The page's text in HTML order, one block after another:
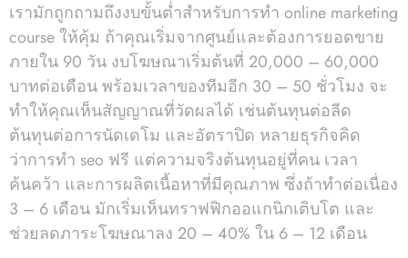
เรามักถูกถามถึงงบขั้นต่ำสำหรับการทำ online marketing
course ให้คุ้ม ถ้าคุณเริ่มจากศูนย์และต้องการยอดขาย
ภายใน 90 วัน งบโฆษณาเริ่มต้นที่ 20,000 – 60,000
บาทต่อเดือน พร้อมเวลาของทีมอีก 30 – 50 ชั่วโมง จะ
ทำให้คุณเห็นสัญญาณที่วัดผลได้ เช่นต้นทุนต่อลีด
ต้นทุนต่อการนัดเดโม และอัตราปิด หลายธุรกิจคิด
ว่าการทำ seo ฟรี แต่ความจริงต้นทุนอยู่ที่คน เวลา
ค้นคว้า และการผลิตเนื้อหาที่มีคุณภาพ ซึ่งถ้าทำต่อเนื่อง
3 – 6 เดือน มักเริ่มเห็นทราฟฟิกออแกนิกเติบโต และ
ช่วยลดภาระโฆษณาลง 20 – 40% ใน 6 – 12 เดือน